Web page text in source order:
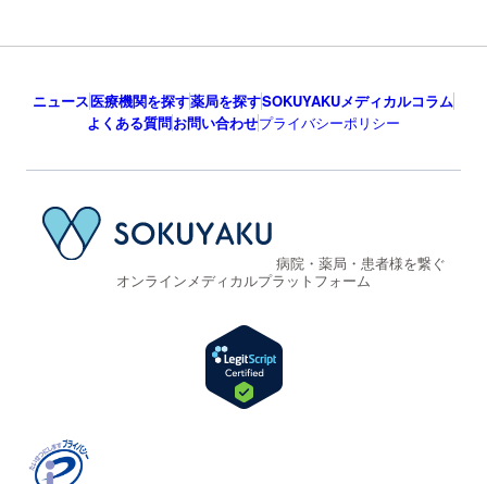
ニュース医療機関を探す薬局を探すSOKUYAKUメディカルコラム
よくある質問お問い合わせプライバシーポリシー
病院・薬局・患者様を繋ぐ
オンラインメディカルプラットフォーム